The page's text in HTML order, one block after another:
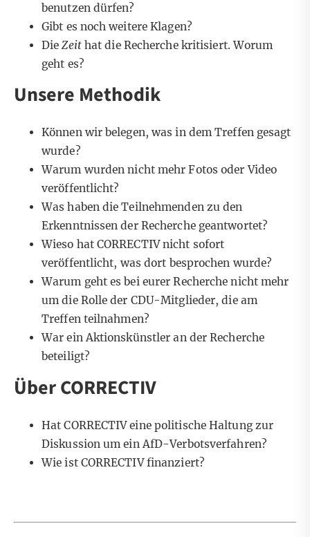
benutzen dürfen?
Gibt es noch weitere Klagen?
DieZeithat die Recherche kritisiert. Worum
geht es?
Unsere Methodik
Können wir belegen, was in dem Treffen gesagt
wurde?
Warum wurden nicht mehr Fotos oder Video
veröffentlicht?
Was haben die Teilnehmenden zu den
Erkenntnissen der Recherche geantwortet?
Wieso hat CORRECTIV nicht sofort
veröffentlicht, was dort besprochen wurde?
Warum geht es bei eurer Recherche nicht mehr
um die Rolle der CDU-Mitglieder, die am
Treffen teilnahmen?
War ein Aktionskünstler an der Recherche
beteiligt?
Über CORRECTIV
Hat CORRECTIV eine politische Haltung zur
Diskussion um ein AfD-Verbotsverfahren?
Wie ist CORRECTIV finanziert?